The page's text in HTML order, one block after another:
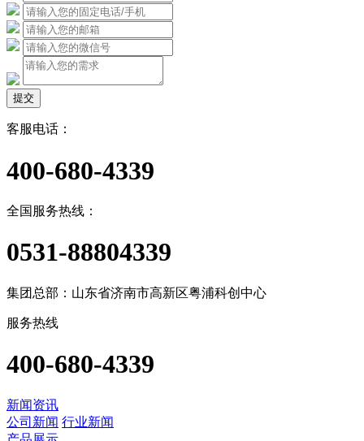
提交
客服电话：
400-680-4339
全国服务热线：
0531-88804339
集团总部：山东省济南市高新区粤浦科创中心
服务热线
400-680-4339
新闻资讯
公司新闻 行业新闻